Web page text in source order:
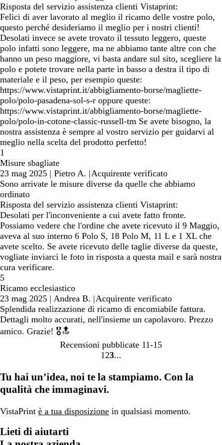
Risposta del servizio assistenza clienti Vistaprint:
Felici di aver lavorato al meglio il ricamo delle vostre polo,
questo perché desideriamo il meglio per i nostri clienti!
Desolati invece se avete trovato il tessuto leggero, queste
polo infatti sono leggere, ma ne abbiamo tante altre con che
hanno un peso maggiore, vi basta andare sul sito, scegliere la
polo e potete trovare nella parte in basso a destra il tipo di
materiale e il peso, per esempio queste:
https://www.vistaprint.it/abbigliamento-borse/magliette-
polo/polo-pasadena-sol-s-r oppure queste:
https://www.vistaprint.it/abbigliamento-borse/magliette-
polo/polo-in-cotone-classic-russell-tm Se avete bisogno, la
nostra assistenza è sempre al vostro servizio per guidarvi al
meglio nella scelta del prodotto perfetto!
1
Misure sbagliate
23 mag 2025 | Pietro A. |Acquirente verificato
Sono arrivate le misure diverse da quelle che abbiamo
ordinato
Risposta del servizio assistenza clienti Vistaprint:
Desolati per l'inconveniente a cui avete fatto fronte.
Possiamo vedere che l'ordine che avete ricevuto il 9 Maggio,
aveva al suo interno 6 Polo S, 18 Polo M, 11 L e 1 XL che
avete scelto. Se avete ricevuto delle taglie diverse da queste,
vogliate inviarci le foto in risposta a questa mail e sarà nostra
cura verificare.
5
Ricamo ecclesiastico
23 mag 2025 | Andrea B. |Acquirente verificato
Splendida realizzazione di ricamo di encomiabile fattura.
Dettagli molto accurati, nell'insieme un capolavoro. Prezzo
amico. Grazie! 🎖️🔝
Recensioni pubblicate 11-15
Vai
pagina
1 Vai
pagina
2 Vai
pagina
3
Tu hai un’idea, noi te la stampiamo. Con la
qualità che immaginavi.
VistaPrint è a tua disposizione in qualsiasi momento.
Lieti di aiutarti